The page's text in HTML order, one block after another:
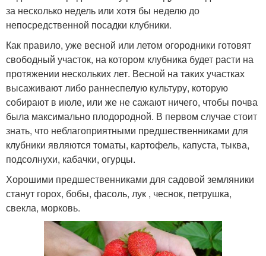
за несколько недель или хотя бы неделю до
непосредственной посадки клубники.
Как правило, уже весной или летом огородники готовят
свободный участок, на котором клубника будет расти на
протяжении нескольких лет. Весной на таких участках
высаживают либо раннеспелую культуру, которую
собирают в июле, или же не сажают ничего, чтобы почва
была максимально плодородной. В первом случае стоит
знать, что неблагоприятными предшественниками для
клубники являются томаты, картофель, капуста, тыква,
подсолнухи, кабачки, огурцы.
Хорошими предшественниками для садовой земляники
станут горох, бобы, фасоль, лук , чеснок, петрушка,
свекла, морковь.